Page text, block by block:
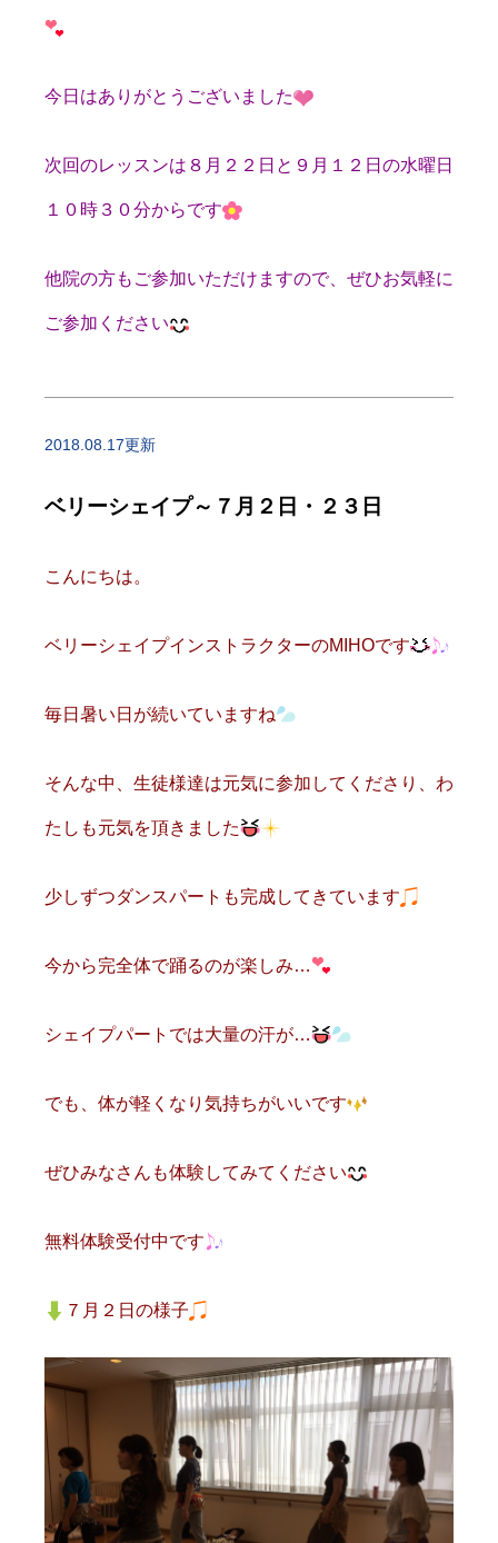
今日はありがとうございました
次回のレッスンは８月２２日と９月１２日の水曜日
１０時３０分からです
他院の方もご参加いただけますので、ぜひお気軽に
ご参加ください
2018.08.17更新
ベリーシェイプ～７月２日・２３日
こんにちは。
ベリーシェイプインストラクターのMIHOです
毎日暑い日が続いていますね
そんな中、生徒様達は元気に参加してくださり、わ
たしも元気を頂きました
少しずつダンスパートも完成してきています
今から完全体で踊るのが楽しみ…
シェイプパートでは大量の汗が…
でも、体が軽くなり気持ちがいいです
ぜひみなさんも体験してみてください
無料体験受付中です
７月２日の様子